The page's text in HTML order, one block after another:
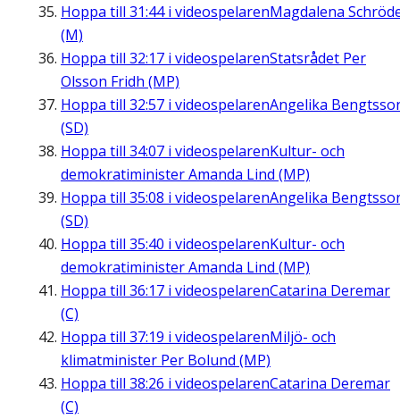
Hoppa till 31:44i videospelarenMagdalena
(M)
Hoppa till 32:17 i videospelarenStatsrådet Per
Olsson Fridh (MP)
Hoppa till 32:57 i videospelarenAngelika
(SD)
Hoppa till 34:07 i videospelarenKultur- och
demokratiminister Amanda Lind (MP)
Hoppa till 35:08 i videospelarenAngelika
(SD)
Hoppa till 35:40 i videospelarenKultur- och
demokratiminister Amanda Lind (MP)
Hoppa till 36:17 i videospelarenCatarina Deremar
(C)
Hoppa till 37:19 i videospelarenMiljö- och
klimatminister Per Bolund (MP)
Hoppa till 38:26 i videospelarenCatarina Deremar
(C)